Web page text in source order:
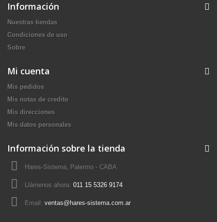
Información
Nuestras tiendas
Condiciones de uso
Sobre
Mi cuenta
Mis pedidos
Mis notas de credito
Mis direcciones
Mis datos personales
Información sobre la tienda
Hares-Sistema, Palermo - CABA
Llámenos ahora: 011 15 5326 9174
Email: ventas@hares-sistema.com.ar